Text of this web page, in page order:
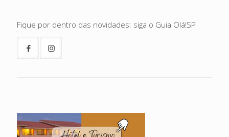
Fique por dentro das novidades: siga o Guia Olá!SP